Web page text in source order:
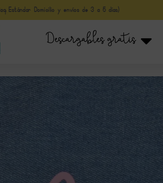
Estándar Domicilio y envíos de 3 a 5 días)
Descargables gratis